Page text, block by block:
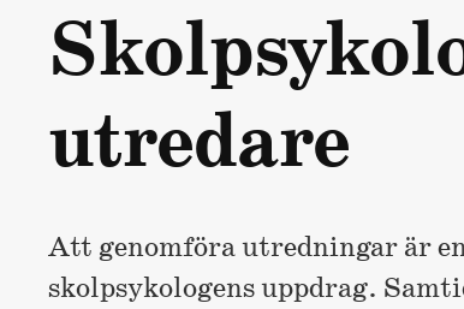
utredare
Att genomföra utredningar är
skolpsykologens uppdrag.